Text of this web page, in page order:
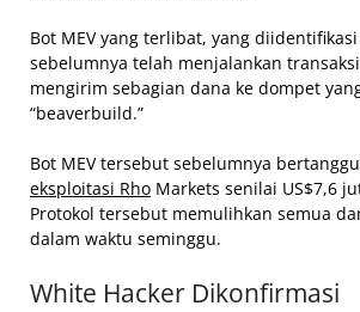
Bot MEV yang terlibat, yang diidentifikasi
sebelumnya telah menjalankan
mengirim sebagian dana ke dompet
“beaverbuild.”
Bot MEV tersebut sebelumnya
eksploitasi Rho Markets senilai US$7,6
Protokol tersebut memulihkan semua
dalam waktu seminggu.
White Hacker Dikonfirmasi